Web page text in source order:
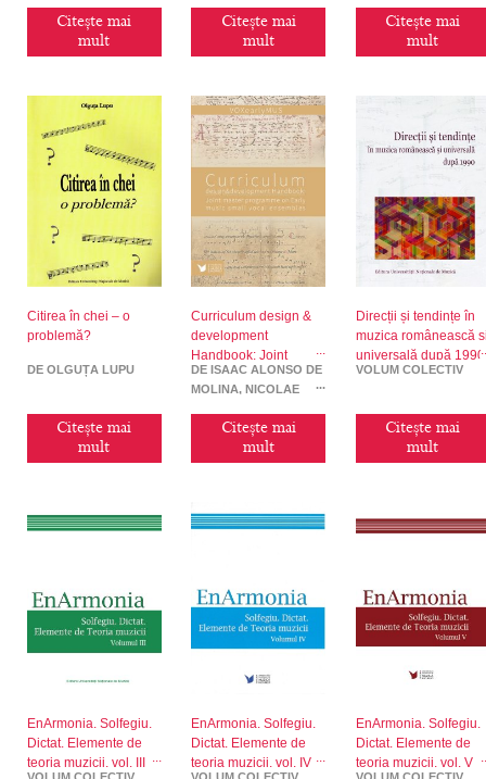
Citește mai
mult
Citește mai
mult
Citește mai
mult
Citirea în chei – o
problemă?
DE OLGUȚA LUPU
Citește mai
mult
Curriculum design &
development
Handbook: Joint
master programme on
Early music small
ensembles
DE ISAAC ALONSO DE
MOLINA, NICOLAE
OLGUȚA LUPU
Citește mai
mult
Direcții și tendințe în
muzica românească
universală după 1990
VOLUM COLECTIV
Citește mai
mult
EnArmonia. Solfegiu.
Dictat. Elemente de
teoria muzicii, vol. III
EnArmonia. Solfegiu.
Dictat. Elemente de
teoria muzicii, vol. IV
EnArmonia. Solfegiu.
Dictat. Elemente de
teoria muzicii, vol. V